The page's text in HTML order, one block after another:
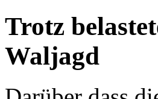
Trotz
Waljagd